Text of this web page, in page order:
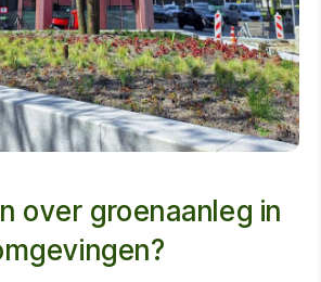
over groenaanleg in